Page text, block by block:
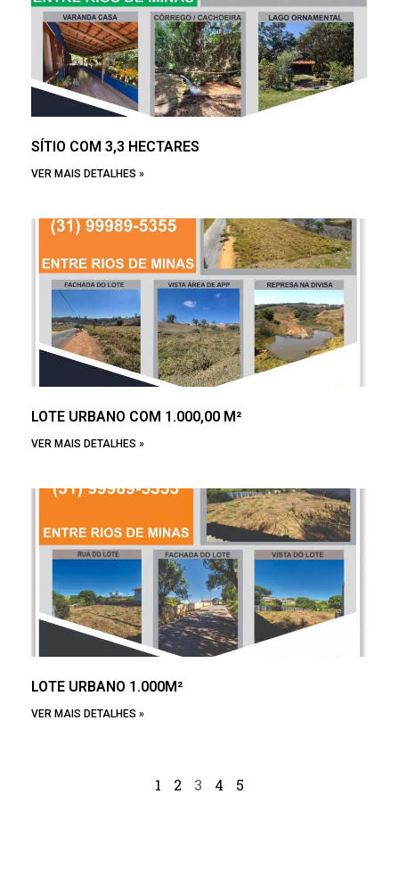
SÍTIO COM 3,3 HECTARES
VER MAIS DETALHES »
LOTE URBANO COM 1.000,00 M²
VER MAIS DETALHES »
LOTE URBANO 1.000M²
VER MAIS DETALHES »
1 2 3 4 5